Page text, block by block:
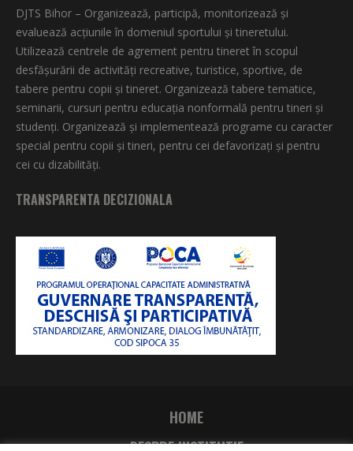
DJTS Bihor – Organizează, participă, monitorizează şi
evaluează acţiunile în domeniul sportului şi tineretului.
Utilizează centrele de agrement pentru tineret în scopul
desfăşurării de activităţi recreative, turistice, sportive, de
tabere pentru copii şi tineret. Organizează tabere tematice,
seminarii, cursuri pentru educaţia nonformală pentru tineri şi
studenţi. Organizează şi implementează programe cu caracter
special pentru copii şi tineri, pentru cei defavorizați și pentru
cei cu dizabilități.
TRANSPARENTA DECIZIONALA
HOME
DESPRE INSTITUTIE